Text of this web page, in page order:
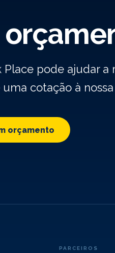
pode ajudar
cotação à
orçamento
PARCEIROS